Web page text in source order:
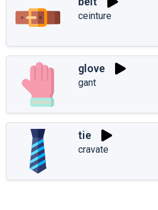
ceinture
glove
gant
tie
cravate